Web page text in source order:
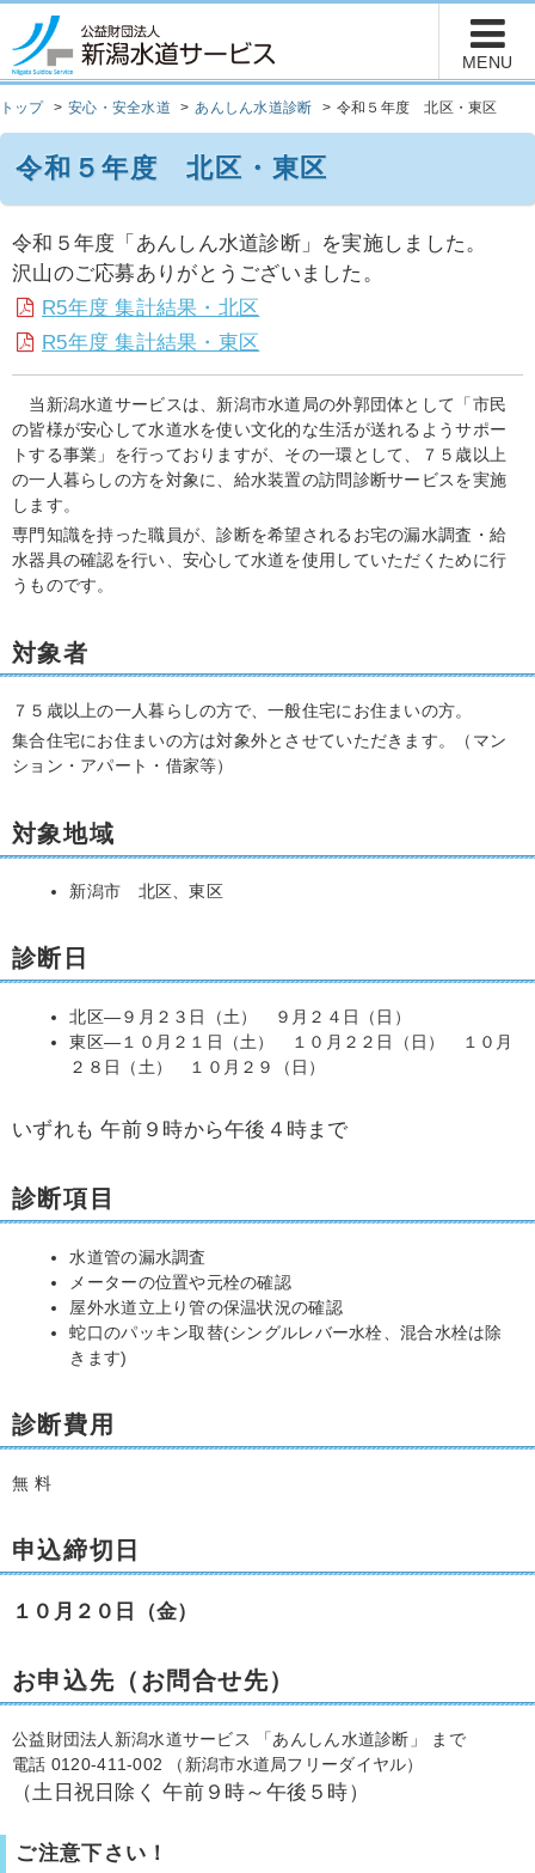
トップ 安心・安全水道 あんしん水道診断 令和５年度 北区・東区
令和５年度 北区・東区
令和５年度「あんしん水道診断」を実施しました。
沢山のご応募ありがとうございました。
R5年度 集計結果・北区
R5年度 集計結果・東区
当新潟水道サービスは、新潟市水道局の外郭団体として「市民
の皆様が安心して水道水を使い文化的な生活が送れるようサポー
トする事業」を行っておりますが、その一環として、７５歳以上
の一人暮らしの方を対象に、給水装置の訪問診断サービスを実施
します。
専門知識を持った職員が、診断を希望されるお宅の漏水調査・給
水器具の確認を行い、安心して水道を使用していただくために行
うものです。
対象者
７５歳以上の一人暮らしの方で、一般住宅にお住まいの方。
集合住宅にお住まいの方は対象外とさせていただきます。（マン
ション・アパート・借家等）
対象地域
新潟市 北区、東区
診断日
北区―９月２３日（土） ９月２４日（日）
東区―１０月２１日（土） １０月２２日（日） １０月
２８日（土） １０月２９（日）
いずれも 午前９時から午後４時まで
診断項目
水道管の漏水調査
メーターの位置や元栓の確認
屋外水道立上り管の保温状況の確認
蛇口のパッキン取替(シングルレバー水栓、混合水栓は除
きます)
診断費用
無 料
申込締切日
１０月２０ 日（金）
お申込先（お問合せ先）
公益財団法人新潟水道サービス 「あんしん水道診断」 まで
電話 0120-411-002 （新潟市水道局フリーダイヤル）
（土日祝日除く 午前９時～午後５時）
ご注意下さい！